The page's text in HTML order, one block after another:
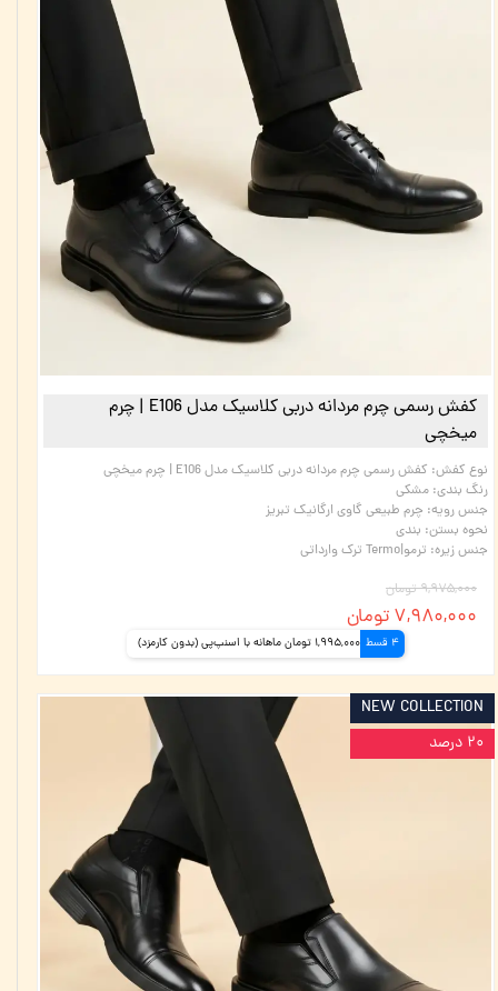
کفش رسمی چرم مردانه دربی کلاسیک مدل E106 | چرم
میخچی
نوع کفش: کفش رسمی چرم مردانه دربی کلاسیک مدل E106 | چرم میخچی
رنگ بندی: مشکی
جنس رویه: چرم طبیعی گاوی ارگانیک تبریز
نحوه بستن: بندی
جنس زیره: ترمو|Termo ترک وارداتی
۹,۹۷۵,۰۰۰ تومان
۷,۹۸۰,۰۰۰ تومان
4 قسط 1,995,000 تومان ماهانه با اسنپ‌پی (بدون کارمزد)
NEW COLLECTION
۲۰ درصد